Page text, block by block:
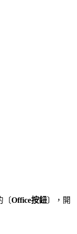
〔Office按鈕〕，開